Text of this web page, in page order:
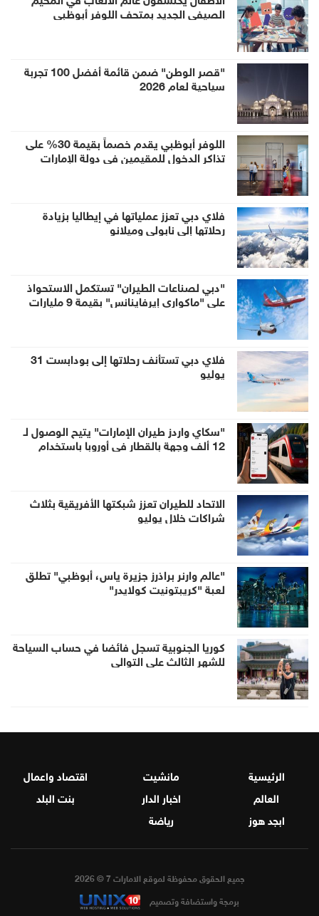
الصيفي الجديد بمتحف اللوفر أبوظبي
"قصر الوطن" ضمن قائمة أفضل 100 تجربة
سياحية لعام 2026
اللوفر أبوظبي يقدم خصماً بقيمة 30% على
تذاكر الدخول للمقيمين في دولة الإمارات
فلاي دبي تعزز عملياتها في إيطاليا بزيادة
رحلاتها إلى نابولي وميلانو
"دبي لصناعات الطيران" تستكمل الاستحواذ
على "ماكواري إيرفاينانس" بقيمة 9 مليارات
فلاي دبي تستأنف رحلاتها إلى بودابست 31
يوليو
"سكاي واردز طيران الإمارات" يتيح الوصول لـ
12 ألف وجهة بالقطار في أوروبا باستخدام
الاتحاد للطيران تعزز شبكتها الأفريقية بثلاث
شراكات خلال يوليو
"عالم وارنر براذرز جزيرة ياس، أبوظبي" تطلق
لعبة "كريبتونيت كولايدر"
كوريا الجنوبية تسجل فائضا في حساب السياحة
للشهر الثالث على التوالي
الرئيسية مانشيت
اقتصاد واعمال
العالم
اخبار الدار
بنت البلد
ابجد هوز
رياضة
جميع الحقوق محفوظة لموقع الامارات 7 © 2026
برمجة واستضافة وتصميم